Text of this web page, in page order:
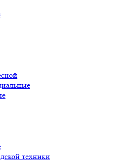
техники